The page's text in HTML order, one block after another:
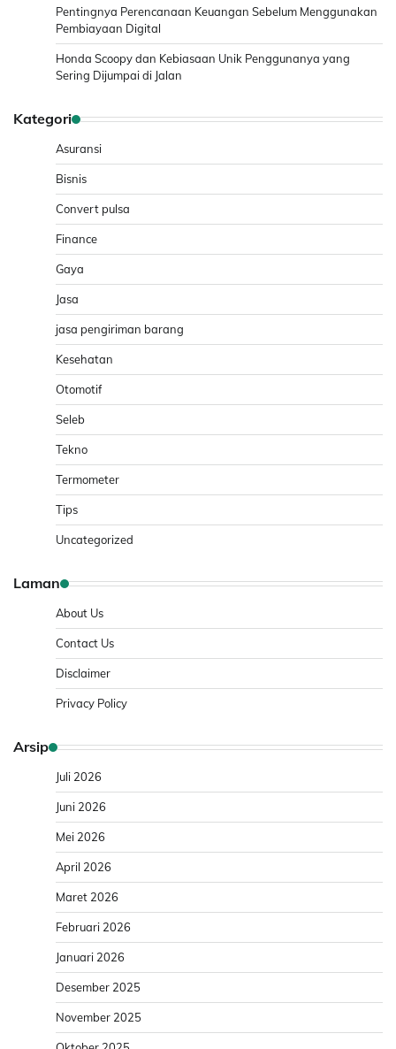
Pentingnya Perencanaan Keuangan Sebelum Menggunakan
Pembiayaan Digital
Honda Scoopy dan Kebiasaan Unik Penggunanya yang
Sering Dijumpai di Jalan
Kategori
Asuransi
Bisnis
Convert pulsa
Finance
Gaya
Jasa
jasa pengiriman barang
Kesehatan
Otomotif
Seleb
Tekno
Termometer
Tips
Uncategorized
Laman
About Us
Contact Us
Disclaimer
Privacy Policy
Arsip
Juli 2026
Juni 2026
Mei 2026
April 2026
Maret 2026
Februari 2026
Januari 2026
Desember 2025
November 2025